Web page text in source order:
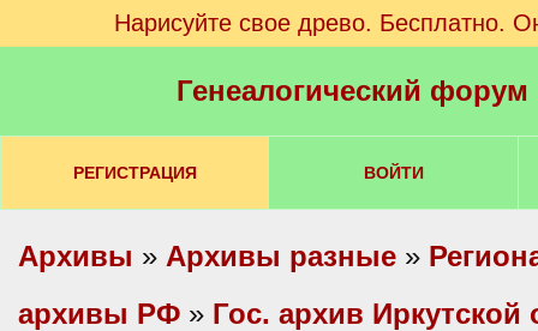
Нарисуйте свое древо. Бесплатно.
Генеалогический
РЕГИСТРАЦИЯ ВОЙТИ
Архивы » Архивы разные »
архивы РФ » Гос. архив Иркутской